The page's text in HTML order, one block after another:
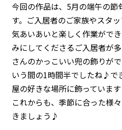
今回の作品は、5月の端午の節
す。ご入居者のご家族やスタ
気あいあいと楽しく作業がで
みにしてくださるご入居者が
さんのかっこいい兜の飾りが
いう間の1時間半でしたね♪で
屋の好きな場所に飾っていま
これからも、季節に合った様
きましょう♪